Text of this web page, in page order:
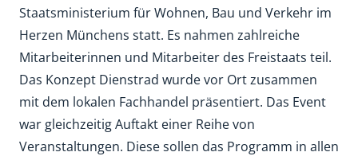
Staatsministerium für Wohnen, Bau und Verkehr im
Herzen Münchens statt. Es nahmen zahlreiche
Mitarbeiterinnen und Mitarbeiter des Freistaats teil.
Das Konzept Dienstrad wurde vor Ort zusammen
mit dem lokalen Fachhandel präsentiert. Das Event
war gleichzeitig Auftakt einer Reihe von
Veranstaltungen. Diese sollen das Programm in allen